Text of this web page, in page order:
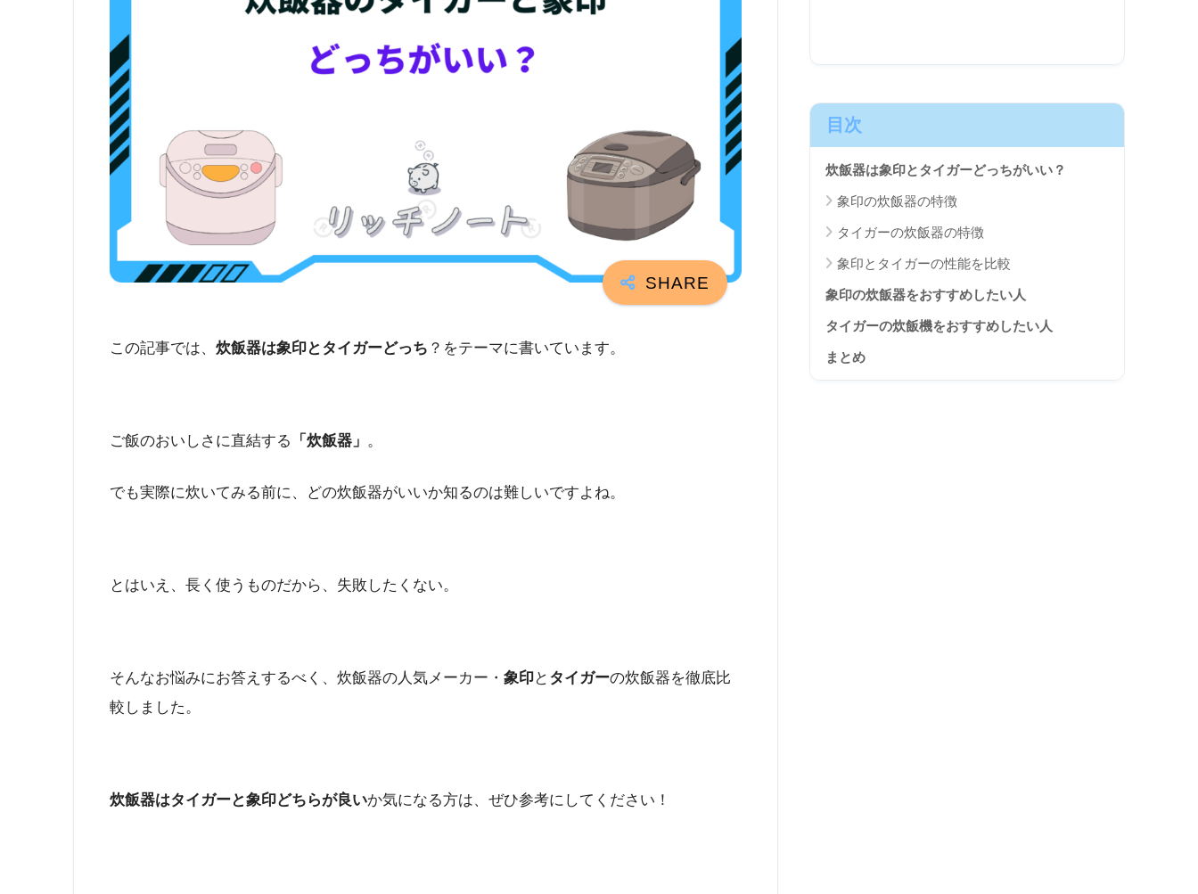
この記事では、 炊飯器は象印とタイガーどっち ？をテーマに書いています。
ご飯のおいしさに直結する 「炊飯器」 。
でも実際に炊いてみる前に、どの炊飯器がいいか知るのは難しいですよね。
とはいえ、長く使うものだから、失敗したくない。
そんなお悩みにお答えするべく、炊飯器の人気メーカー・ 象印と タイガーの炊飯器を徹底比
較しました。
炊飯器はタイガーと象印どちらが良いか気になる方は、ぜひ参考にしてください！
目次
炊飯器は象印とタイガーどっちがいい？
象印の炊飯器の特徴
タイガーの炊飯器の特徴
象印とタイガーの性能を比較
象印の炊飯器をおすすめしたい人
タイガーの炊飯機をおすすめしたい人
まとめ